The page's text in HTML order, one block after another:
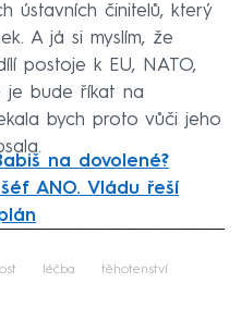
ústavních činitelů, který
A já si myslím, že
postoje k EU, NATO,
je bude říkat na
bych proto vůči jeho
na dovolené?
ANO. Vládu řeší
léčba těhotenství